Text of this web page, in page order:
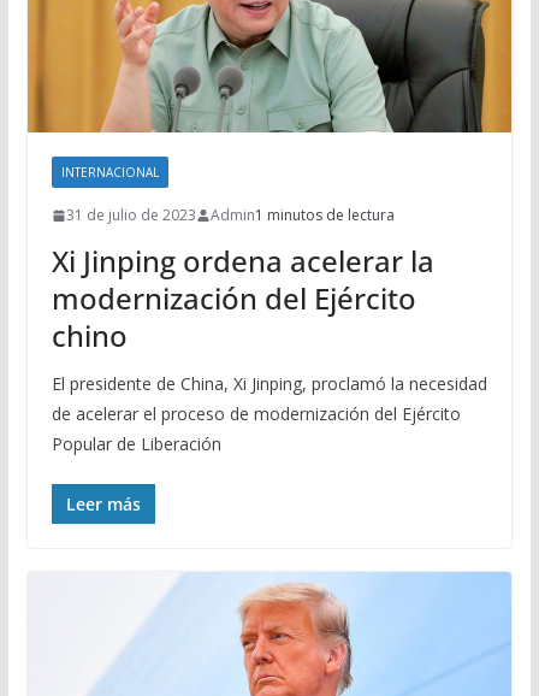
INTERNACIONAL
31 de julio de 2023 Admin1 minutos de lectura
Xi Jinping ordena acelerar la
modernización del Ejército
chino
El presidente de China, Xi Jinping, proclamó la necesidad
de acelerar el proceso de modernización del Ejército
Popular de Liberación
Leer más